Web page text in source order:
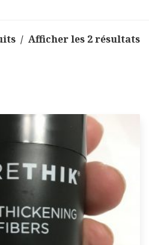
Afficher les 2 résultats